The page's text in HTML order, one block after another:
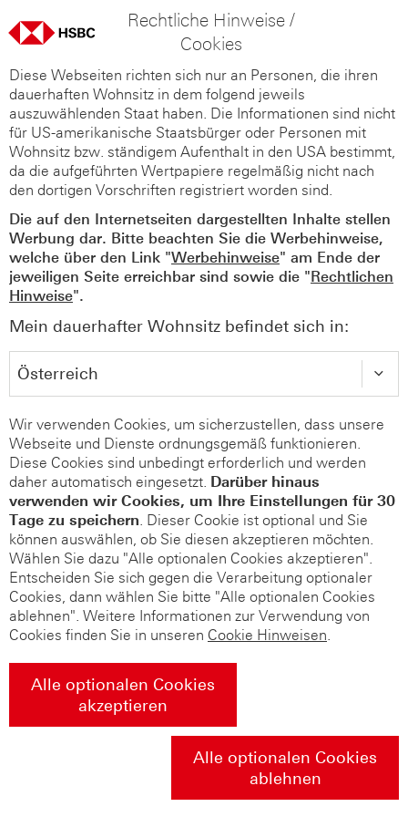
Rechtliche Hinweise /
Cookies
Diese Webseiten richten sich nur an Personen, die ihren
dauerhaften Wohnsitz in dem folgend jeweils
auszuwählenden Staat haben. Die Informationen sind nicht
für US-amerikanische Staatsbürger oder Personen mit
Wohnsitz bzw. ständigem Aufenthalt in den USA bestimmt,
da die aufgeführten Wertpapiere regelmäßig nicht nach
den dortigen Vorschriften registriert worden sind.
Die auf den Internetseiten dargestellten Inhalte stellen
Werbung dar. Bitte beachten Sie die Werbehinweise,
welche über den Link "Werbehinweise" am Ende der
jeweiligen Seite erreichbar sind sowie die "Rechtlichen
Hinweise".
Mein dauerhafter Wohnsitz befindet sich in:
Wir verwenden Cookies, um sicherzustellen, dass unsere
Webseite und Dienste ordnungsgemäß funktionieren.
Diese Cookies sind unbedingt erforderlich und werden
daher automatisch eingesetzt. Darüber hinaus
verwenden wir Cookies, um Ihre Einstellungen für 30
Tage zu speichern. Dieser Cookie ist optional und Sie
können auswählen, ob Sie diesen akzeptieren möchten.
Wählen Sie dazu "Alle optionalen Cookies akzeptieren".
Entscheiden Sie sich gegen die Verarbeitung optionaler
Cookies, dann wählen Sie bitte "Alle optionalen Cookies
ablehnen". Weitere Informationen zur Verwendung von
Cookies finden Sie in unseren Cookie Hinweisen.
Alle optionalen Cookies
akzeptieren
Alle optionalen Cookies
ablehnen